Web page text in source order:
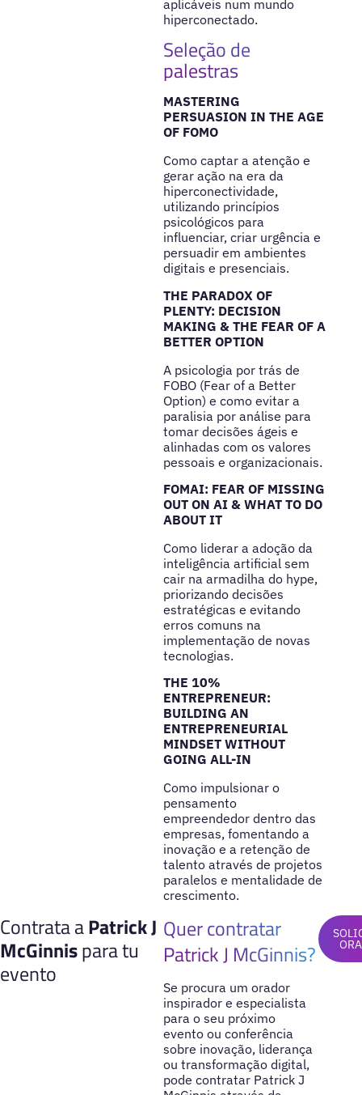
aplicáveis num mundo
hiperconectado.
Seleção de
palestras
MASTERING
PERSUASION IN THE AGE
OF FOMO
Como captar a atenção e
gerar ação na era da
hiperconectividade,
utilizando princípios
psicológicos para
influenciar, criar urgência e
persuadir em ambientes
digitais e presenciais.
THE PARADOX OF
PLENTY: DECISION
MAKING & THE FEAR OF A
BETTER OPTION
A psicologia por trás de
FOBO (Fear of a Better
Option) e como evitar a
paralisia por análise para
tomar decisões ágeis e
alinhadas com os valores
pessoais e organizacionais.
FOMAI: FEAR OF MISSING
OUT ON AI & WHAT TO DO
ABOUT IT
Como liderar a adoção da
inteligência artificial sem
cair na armadilha do hype,
priorizando decisões
estratégicas e evitando
erros comuns na
implementação de novas
tecnologias.
THE 10%
ENTREPRENEUR:
BUILDING AN
ENTREPRENEURIAL
MINDSET WITHOUT
GOING ALL-IN
Como impulsionar o
pensamento
empreendedor dentro das
empresas, fomentando a
inovação e a retenção de
talento através de projetos
paralelos e mentalidade de
crescimento.
Contrata aPatrick J
McGinnispara tu
evento
Quer contratar
Patrick J McGinnis?
Se procura um orador
inspirador e especialista
para o seu próximo
evento ou conferência
sobre inovação, liderança
ou transformação digital,
pode contratar Patrick J